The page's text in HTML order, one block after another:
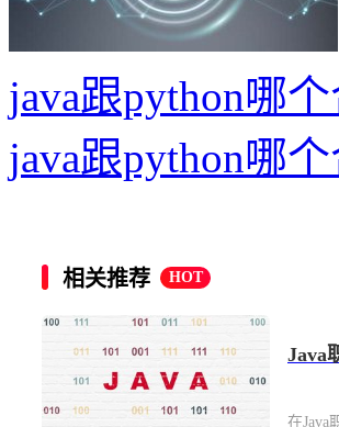
java跟python哪
java跟python哪
相关推荐 HOT
Java
在Java